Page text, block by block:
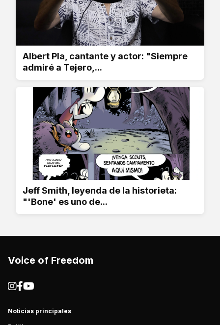
Albert Pla, cantante y actor: "Siempre
admiré a Tejero,...
Jeff Smith, leyenda de la historieta:
"'Bone' es uno de...
Voice of Freedom
Noticias principales